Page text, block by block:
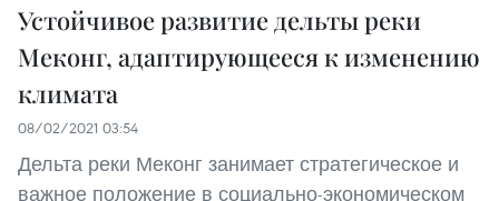
Устойчивое развитие дельты реки
Меконг, адаптирующееся к изменению
климата
08/02/2021 03:54
Дельта реки Меконг занимает стратегическое и
важное положение в социально-экономическом